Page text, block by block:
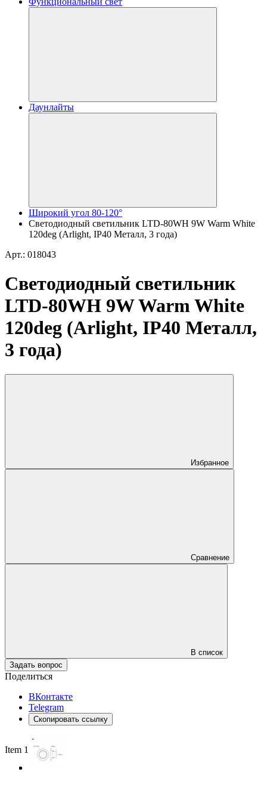
Даунлайты
Широкий угол 80-120°
Светодиодный светильник LTD-80WH 9W Warm White
120deg (Arlight, IP40 Металл, 3 года)
Арт.: 018043
Светодиодный светильник
LTD-80WH 9W Warm White
120deg (Arlight, IP40 Металл,
3 года)
Избранное
Сравнение
В список
Задать вопрос
Поделиться
ВКонтакте
Telegram
Скопировать ссылку
Item 1 of 3